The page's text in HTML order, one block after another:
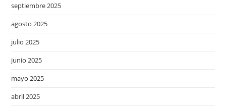
septiembre 2025
agosto 2025
julio 2025
junio 2025
mayo 2025
abril 2025